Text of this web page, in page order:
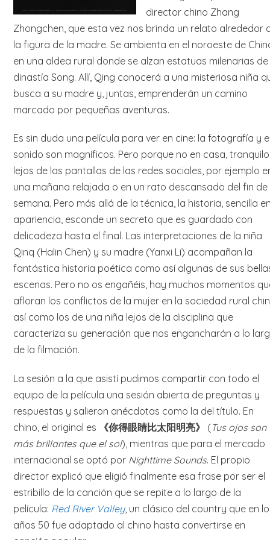
director chino Zhang
Zhongchen, que esta vez nos brinda un relato alrededor
la figura de la madre. Se ambienta en el noroeste de
en una aldea rural donde se alzan estatuas milenarias de
dinastía Song. Allí, Qing conocerá a una misteriosa niña
busca a su madre y, juntas, emprenderán un camino
marcado por pequeñas aventuras.
Es sin duda una película para ver en cine: la fotografía y el
sonido son magníficos. Pero porque no en casa, tranquilo
lejos de las pantallas de las redes sociales, por ejemplo
una mañana relajada o en un rato descansado del fin de
semana. Pero más allá de la técnica, la historia, sencilla en
apariencia, esconde un secreto que es guardado con
delicadeza hasta el final. Las interpretaciones de la niña
Qinq (Halin Chen) y su madre (Yanxi Li) acompañan la
fantástica historia poética como así algunas de sus
escenas. Pero no os engañéis, hay muchos momentos
afloran los conflictos de la mujer en la sociedad rural
así como los de una niña lejos de la disciplina que
caracteriza su generación que nos engancharán a lo
de la filmación.
La sesión a la que asistí pudimos compartir con todo el
equipo de la película una sesión abierta de preguntas y
respuestas y salieron anécdotas como la del título. En
chino, el original es
《你得眼睛比太阳明亮》 (Tus ojos son
más brillantes que el sol), mientras que para el mercado
internacional se optó por Nighttime Sounds. El propio
director explicó que eligió finalmente esa frase por ser el
estribillo de la canción que se repite a lo largo de la
película: Red River Valley, un clásico del country que en
años 50 fue adaptado al chino hasta convertirse en